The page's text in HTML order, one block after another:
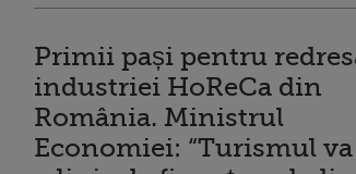
Primii pași pentru
industriei HoReCa din
România. Ministrul
Economiei: “Turismul va